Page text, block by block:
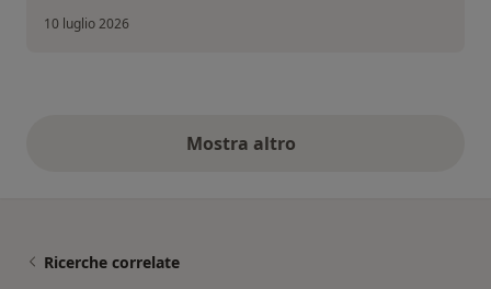
10 luglio 2026
Mostra altroopinioni di cui sopra
Ricerche correlate